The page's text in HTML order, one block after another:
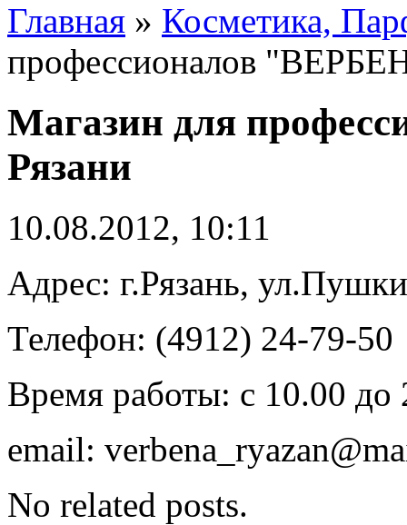
Главная » Косметика,
профессионалов
Магазин для
Рязани
10.08.2012, 10:11
Адрес: г.Рязань,
Телефон: (4912) 24-79-50
Время работы: с 10.00 до
email:
No related posts.